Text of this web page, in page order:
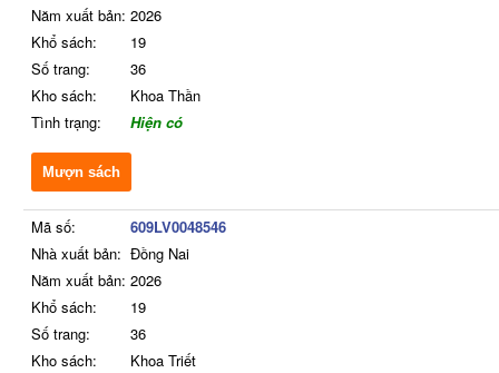
Năm xuất bản: 2026
Khổ sách:
19
Số trang:
36
Kho sách:
Khoa Thần
Tình trạng:
Hiện có
Mượn sách
Mã số:
609LV0048546
Nhà xuất bản: Đồng Nai
Năm xuất bản: 2026
Khổ sách:
19
Số trang:
36
Kho sách:
Khoa Triết